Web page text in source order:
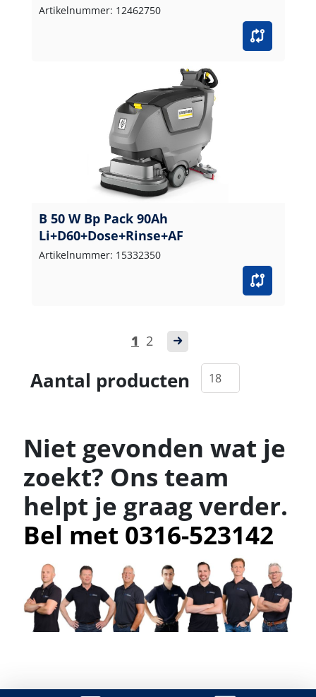
Artikelnummer: 12462750
B 50 W Bp Pack 90Ah
Li+D60+Dose+Rinse+AF
Artikelnummer: 15332350
1 2
Aantal producten
Niet gevonden wat je
zoekt? Ons team
helpt je graag verder.
Bel met 0316-523142